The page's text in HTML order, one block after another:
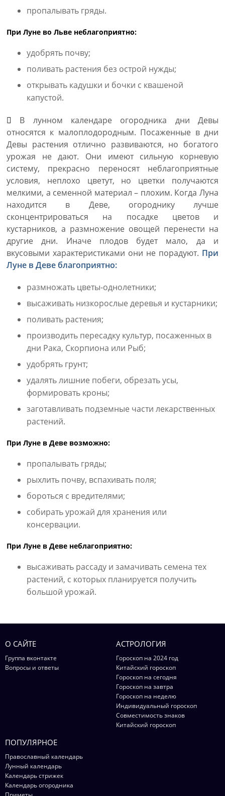
пропалывать гряды.
При Луне во Льве неблагоприятно:
удобрять почву;
поливать растения без острой нужды;
открывать кадушки и бочки с квашеной
капустой.
В лунном календаре огородника дни Девы
относятся к малоплодородным. Посаженные в дни
Девы растения отлично развиваются, но богатого
урожая не дают. Они имеют сильную корневую
систему, прекрасно переносят неблагоприятные
условия, неплохо цветут, но цветки получаются
мелкими, а семенной материал – плохим. Когда Луна
находится в Деве, огороднику лучше
сконцентрироваться на посадке цветов и
кустарников, а размножение овощей перенести на
другие дни. Иначе плодов будет мало, да и
вкусовыми характеристиками они не порадуют. При
Луне в Деве благоприятно:
размножать цветы-однолетники;
высаживать низкорослые деревья и кустарники;
поливать растения;
производить пересадку культур, посаженных в
дни Рака, Скорпиона или Рыб;
удобрять грунт;
удалять лишние побеги, обрезать усы,
формировать кроны;
заготавливать подземные части лекарственных
растений.
При Луне в Деве возможно:
пропалывать гряды;
рыхлить почву, вспахивать поля;
бороться с вредителями;
собирать урожай для хранения или
консервации.
При Луне в Деве неблагоприятно:
высаживать рассаду и замачивать семена тех
растений, с которых планируется получить
большой урожай.
О САЙТЕ
Группа вконтакте
Вопросы и ответы
АСТРОЛОГИЯ
Гороскоп на 2024 год
Китайский гороскоп
Гороскоп на сегодня
Гороскоп на завтра
Гороскоп на неделю
Индивидуальный гороскоп
Совместимость знаков
Китайский гороскоп
ПОПУЛЯРНОЕ
Православный календарь
Лунный календарь
Календарь стрижек
Календарь огородника